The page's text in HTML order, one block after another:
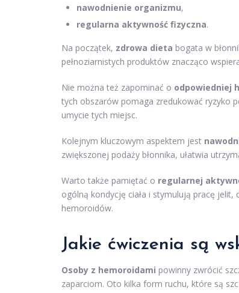
nawodnienie organizmu,
regularna aktywność fizyczna.
Na początek, zdrowa dieta bogata w
pełnoziarnistych produktów znacząco
Nie można też zapominać o odpowiedniej
tych obszarów pomaga zredukować ryzyko
umycie tych miejsc.
Kolejnym kluczowym aspektem jest
zwiększonej podaży błonnika, ułatwia
Warto także pamiętać o regularnej
ogólną kondycję ciała i stymulują pracę jelit,
hemoroidów.
Jakie ćwiczenia są
Osoby z hemoroidami powinny zwrócić
zaparciom. Oto kilka form ruchu, które są